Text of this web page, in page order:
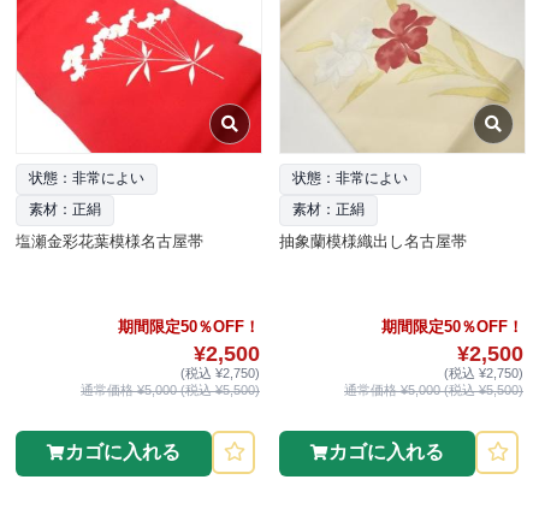
状態：非常によい
素材：正絹
塩瀬金彩花葉模様名古屋帯
期間限定50％OFF！
¥2,500
(税込 ¥2,750)
通常価格 ¥5,000 (税込 ¥5,500)
カゴに入れる
状態：非常によい
素材：正絹
抽象蘭模様織出し名古屋帯
期間限定50％OFF！
¥2,500
(税込 ¥2,750)
通常価格 ¥5,000 (税込 ¥5,500)
カゴに入れる